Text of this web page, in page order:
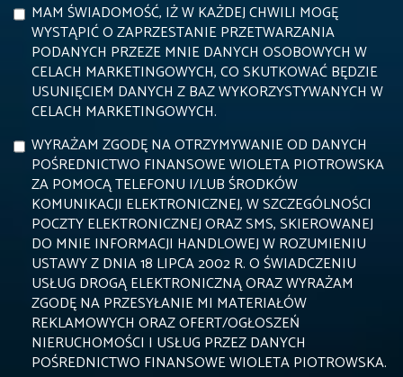
MAM ŚWIADOMOŚĆ, IŻ W KAŻDEJ CHWILI MOGĘ
WYSTĄPIĆ O ZAPRZESTANIE PRZETWARZANIA
PODANYCH PRZEZE MNIE DANYCH OSOBOWYCH W
CELACH MARKETINGOWYCH, CO SKUTKOWAĆ BĘDZIE
USUNIĘCIEM DANYCH Z BAZ WYKORZYSTYWANYCH W
CELACH MARKETINGOWYCH.
WYRAŻAM ZGODĘ NA OTRZYMYWANIE OD DANYCH
POŚREDNICTWO FINANSOWE WIOLETA PIOTROWSKA
ZA POMOCĄ TELEFONU I/LUB ŚRODKÓW
KOMUNIKACJI ELEKTRONICZNEJ, W SZCZEGÓLNOŚCI
POCZTY ELEKTRONICZNEJ ORAZ SMS, SKIEROWANEJ
DO MNIE INFORMACJI HANDLOWEJ W ROZUMIENIU
USTAWY Z DNIA 18 LIPCA 2002 R. O ŚWIADCZENIU
USŁUG DROGĄ ELEKTRONICZNĄ ORAZ WYRAŻAM
ZGODĘ NA PRZESYŁANIE MI MATERIAŁÓW
REKLAMOWYCH ORAZ OFERT/OGŁOSZEŃ
NIERUCHOMOŚCI I USŁUG PRZEZ DANYCH
POŚREDNICTWO FINANSOWE WIOLETA PIOTROWSKA.